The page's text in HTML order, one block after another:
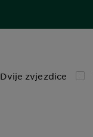
Dvije zvjezdice